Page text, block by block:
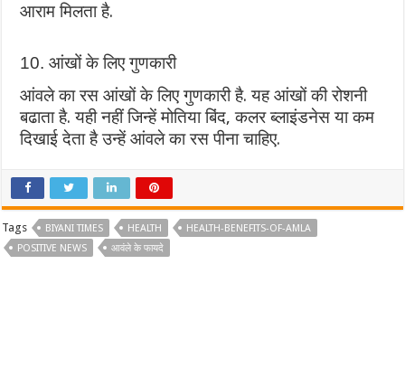
आराम मिलता है.
10. आंखों के लिए गुणकारी
आंवले का रस आंखों के लिए गुणकारी है. यह आंखों की रोशनी
बढाता है. यही नहीं जिन्‍हें मोतिया बिंद, कलर ब्लाइंडनेस या कम
द‍िखाई देता है उन्‍हें आंवले का रस पीना चाहिए.
Tags BIYANI TIMES HEALTH
HEALTH-BENEFITS-OF-AMLA
POSITIVE NEWS
आवंले के फायदे